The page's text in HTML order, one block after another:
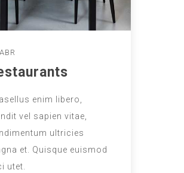
enim libero,
vel sapien vitae,
ultricies
et. Quisque euismod
utet.